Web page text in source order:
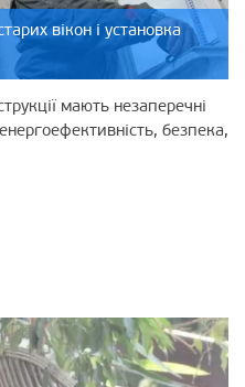
вікон і установка
мають незаперечні
безпека,